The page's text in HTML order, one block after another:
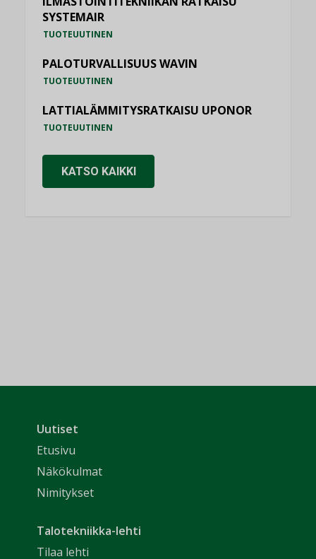
SYSTEMAIR
TUOTEUUTINEN
PALOTURVALLISUUS WAVIN
TUOTEUUTINEN
LATTIALÄMMITYSRATKAISU UPONOR
TUOTEUUTINEN
KATSO KAIKKI
Uutiset
Etusivu
Näkökulmat
Nimitykset
Talotekniikka-lehti
Tilaa lehti